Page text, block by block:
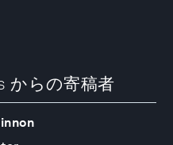
からの寄稿者